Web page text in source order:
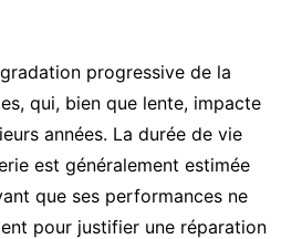
progressive de la
qui, bien que lente, impacte
années. La durée de vie
est généralement estimée
que ses performances ne
pour justifier une réparation